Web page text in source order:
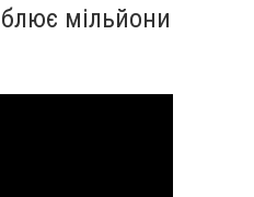
мільйони